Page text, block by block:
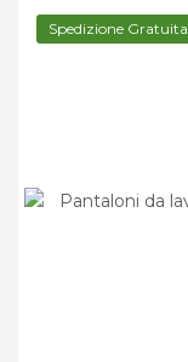
Spedizione Gratuita